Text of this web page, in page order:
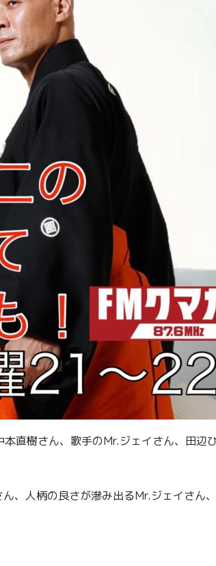
直樹さん、歌手のMr.ジェイさん、田辺
、人柄の良さが滲み出るMr.ジェイさん